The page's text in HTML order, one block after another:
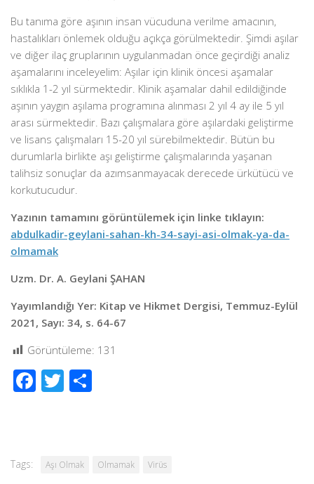
Bu tanıma göre aşının insan vücuduna verilme amacının,
hastalıkları önlemek olduğu açıkça görülmektedir. Şimdi aşılar
ve diğer ilaç gruplarının uygulanmadan önce geçirdiği analiz
aşamalarını inceleyelim: Aşılar için klinik öncesi aşamalar
sıklıkla 1-2 yıl sürmektedir. Klinik aşamalar dahil edildiğinde
aşının yaygın aşılama programına alınması 2 yıl 4 ay ile 5 yıl
arası sürmektedir. Bazı çalışmalara göre aşılardaki geliştirme
ve lisans çalışmaları 15-20 yıl sürebilmektedir. Bütün bu
durumlarla birlikte aşı geliştirme çalışmalarında yaşanan
talihsiz sonuçlar da azımsanmayacak derecede ürkütücü ve
korkutucudur.
Yazının tamamını görüntülemek için linke tıklayın:
abdulkadir-geylani-sahan-kh-34-sayi-asi-olmak-ya-da-
olmamak
Uzm. Dr. A. Geylani ŞAHAN
Yayımlandığı Yer: Kitap ve Hikmet Dergisi, Temmuz-Eylül
2021, Sayı: 34, s. 64-67
Görüntüleme: 131
Facebook
Twitter
Tags: Aşı Olmak Olmamak Virüs